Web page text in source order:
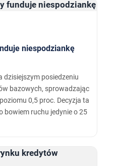
niespodziankę
dzisiejszym posiedzeniu
bazowych, sprowadzając
0,5 proc. Decyzja ta
bowiem ruchu jedynie o 25